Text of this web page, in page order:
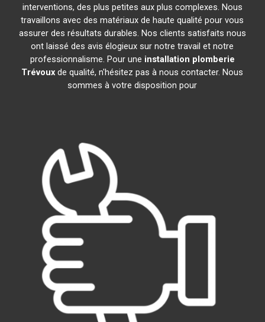
interventions, des plus petites aux plus complexes. Nous
travaillons avec des matériaux de haute qualité pour vous
assurer des résultats durables. Nos clients satisfaits nous
ont laissé des avis élogieux sur notre travail et notre
professionnalisme. Pour une installation plomberie
Trévoux de qualité, n'hésitez pas à nous contacter. Nous
sommes à votre disposition pour